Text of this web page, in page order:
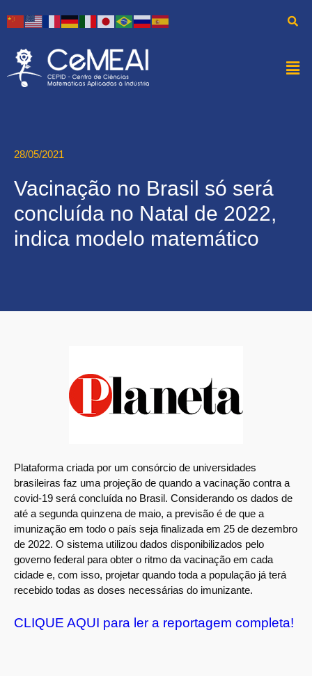
28/05/2021
Vacinação no Brasil só será
concluída no Natal de 2022,
indica modelo matemático
Plataforma criada por um consórcio de universidades
brasileiras faz uma projeção de quando a vacinação contra a
covid-19 será concluída no Brasil. Considerando os dados de
até a segunda quinzena de maio, a previsão é de que a
imunização em todo o país seja finalizada em 25 de dezembro
de 2022. O sistema utilizou dados disponibilizados pelo
governo federal para obter o ritmo da vacinação em cada
cidade e, com isso, projetar quando toda a população já terá
recebido todas as doses necessárias do imunizante.
CLIQUE AQUI para ler a reportagem completa!